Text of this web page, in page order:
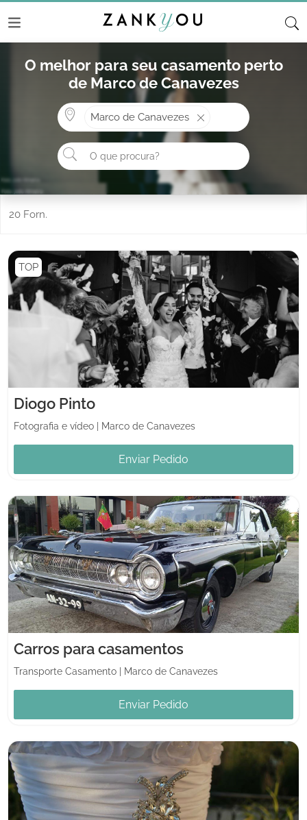
O melhor para seu casamento perto
de Marco de Canavezes
Marco de Canavezes
O que procura?
20 Forn.
TOP
Diogo Pinto
Fotografia e vídeo Marco de Canavezes
Enviar Pedido
Carros para casamentos
Transporte Casamento Marco de Canavezes
Enviar Pedido